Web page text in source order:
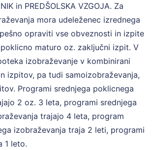
in PREDŠOLSKA VZGOJA. Za
mora udeleženec izrednega
opraviti vse obveznosti in izpite
maturo oz. zaključni izpit. V
izobraževanje v kombinirani
izpitov, pa tudi samoizobraževanja,
Programi srednjega poklicnega
2 oz. 3 leta, programi srednjega
trajajo 4 leta, program
izobraževanja traja 2 leti, programi
1 leto.